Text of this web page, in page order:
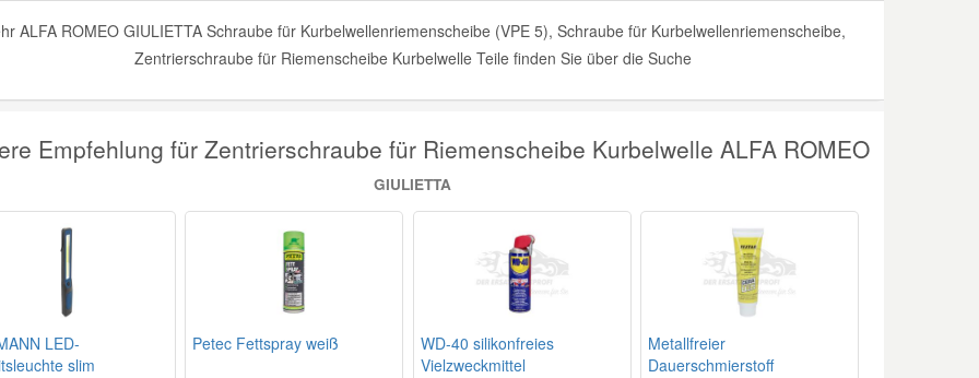
ALFA ROMEO GIULIETTA Schraube für Kurbelwellenriemenscheibe (VPE 5), Schraube für Kurbelwellenriemenscheibe,
Zentrierschraube für Riemenscheibe Kurbelwelle Teile finden Sie über die Suche
Empfehlung für Zentrierschraube für Riemenscheibe Kurbelwelle ALFA ROMEO
GIULIETTA
LED-
slim
Petec Fettspray weiß
WD-40 silikonfreies
Vielzweckmittel
Metallfreier
Dauerschmierstoff